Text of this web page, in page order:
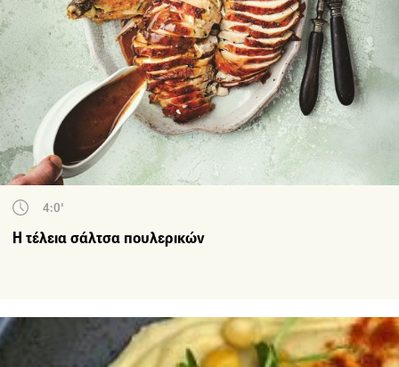
4:0'
Η τέλεια σάλτσα πουλερικών